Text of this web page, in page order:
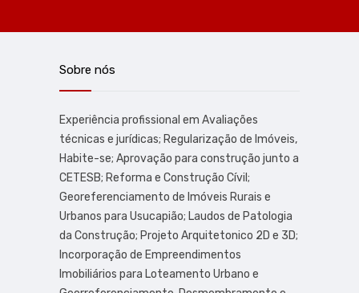
Sobre nós
Experiência profissional em Avaliações
técnicas e jurídicas; Regularização de Imóveis,
Habite-se; Aprovação para construção junto a
CETESB; Reforma e Construção Cívil;
Georeferenciamento de Imóveis Rurais e
Urbanos para Usucapião; Laudos de Patologia
da Construção; Projeto Arquitetonico 2D e 3D;
Incorporação de Empreendimentos
Imobiliários para Loteamento Urbano e